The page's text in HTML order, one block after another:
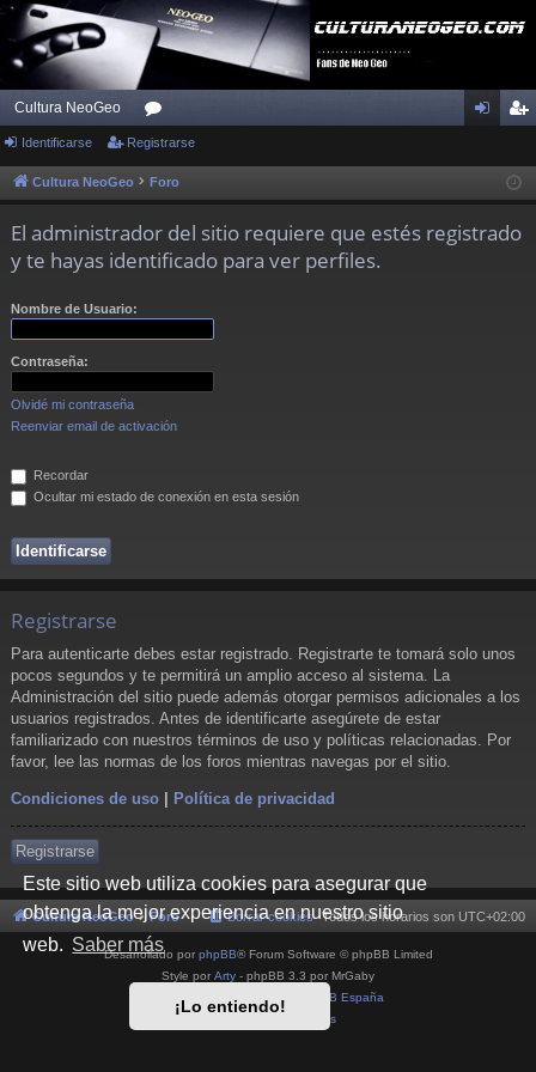
Este sitio web utiliza cookies para asegurar que
obtenga la mejor experiencia en nuestro sitio
web. Saber más
¡Lo entiendo!
Cultura NeoGeo
or
os ist
Identificarse Registrarse
Cultura NeoGeo Foro
El administrador del sitio requiere que estés registrado
y te hayas identificado para ver perfiles.
Nombre de Usuario:
Contraseña:
Olvidé mi contraseña
Reenviar email de activación
Recordar
Ocultar mi estado de conexión en esta sesión
Registrarse
Para autenticarte debes estar registrado. Registrarte te tomará solo unos
pocos segundos y te permitirá un amplio acceso al sistema. La
Administración del sitio puede además otorgar permisos adicionales a los
usuarios registrados. Antes de identificarte asegúrete de estar
familiarizado con nuestros términos de uso y políticas relacionadas. Por
favor, lee las normas de los foros mientras navegas por el sitio.
Condiciones de uso Política de privacidad
Registrarse
Cultura NeoGeo Foro Todos los horarios son UTC+02:00
Borrar cookies
Desarrollado por phpBB® Forum Software © phpBB Limited
Style por Arty - phpBB 3.3 por MrGaby
phpBB España
Condiciones